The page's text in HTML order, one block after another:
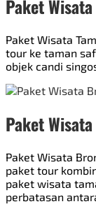
Paket
Paket Wisata
tour ke taman
objek candi
Paket
Paket Wisata
paket tour
paket wisata
perbatasan